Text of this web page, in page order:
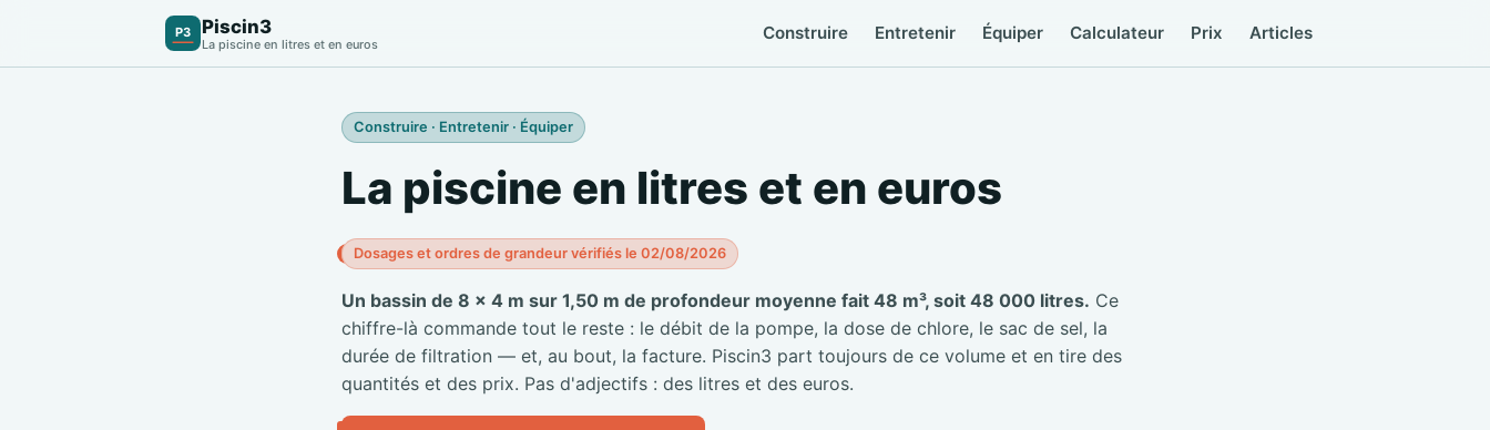
P3 Piscin3
La piscine en litres et en euros
Construire Entretenir Équiper Calculateur Prix Articles
Construire · Entretenir · Équiper
La piscine en litres et en euros
Dosages et ordres de grandeur vérifiés le 02/08/2026
Un bassin de 8 × 4 m sur 1,50 m de profondeur moyenne fait 48 m³, soit 48 000 litres. Ce
chiffre-là commande tout le reste : le débit de la pompe, la dose de chlore, le sac de sel, la
durée de filtration — et, au bout, la facture. Piscin3 part toujours de ce volume et en tire des
quantités et des prix. Pas d'adjectifs : des litres et des euros.